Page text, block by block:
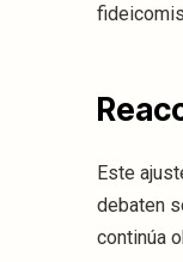
Este
debaten
continúa